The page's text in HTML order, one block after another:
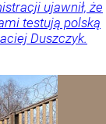
ujawnił, że
testują polską
Duszczyk.